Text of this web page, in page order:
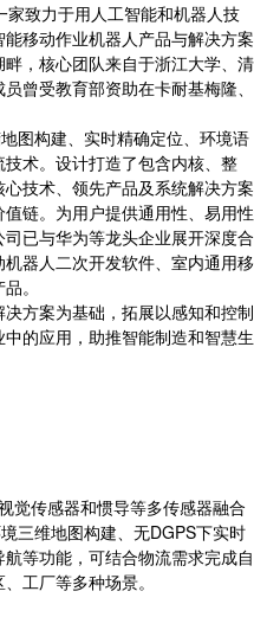
致力于用人工智能和机器人技
移动作业机器人产品与解决方案
，核心团队来自于浙江大学、清
曾受教育部资助在卡耐基梅隆、
图构建、实时精确定位、环境语
术。设计打造了包含内核、整
技术、领先产品及系统解决方案
链。为用户提供通用性、易用性
已与华为等龙头企业展开深度合
器人二次开发软件、室内通用移
。
方案为基础，拓展以感知和控制
的应用，助推智能制造和智慧生
觉传感器和惯导等多传感器融合
三维地图构建、无DGPS下实时
等功能，可结合物流需求完成自
工厂等多种场景。